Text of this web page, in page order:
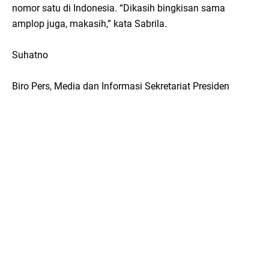
nomor satu di Indonesia. “Dikasih bingkisan sama
amplop juga, makasih,” kata Sabrila.
Suhatno
Biro Pers, Media dan Informasi Sekretariat Presiden